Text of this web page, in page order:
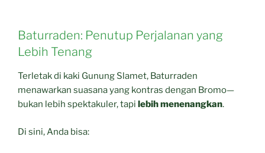
Baturraden: Penutup Perjalanan yang
Lebih Tenang
Terletak di kaki Gunung Slamet, Baturraden
menawarkan suasana yang kontras dengan Bromo—
bukan lebih spektakuler, tapi lebih menenangkan.
Di sini, Anda bisa: